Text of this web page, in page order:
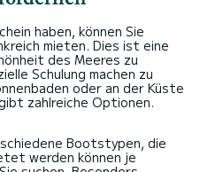
haben, können Sie
mieten. Dies ist eine
des Meeres zu
Schulung machen zu
oder an der Küste
zahlreiche Optionen.
Bootstypen, die
werden können je